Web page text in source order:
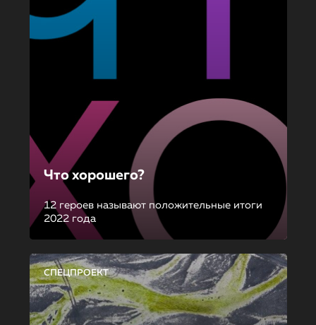
Что хорошего?
12 героев называют положительные итоги
2022 года
СПЕЦПРОЕКТ